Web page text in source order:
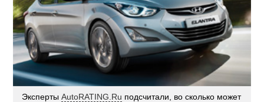
ЭкспертыAutoRATING.Ru подсчитали, во сколько может